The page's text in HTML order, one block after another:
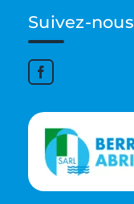
Suivez-nous